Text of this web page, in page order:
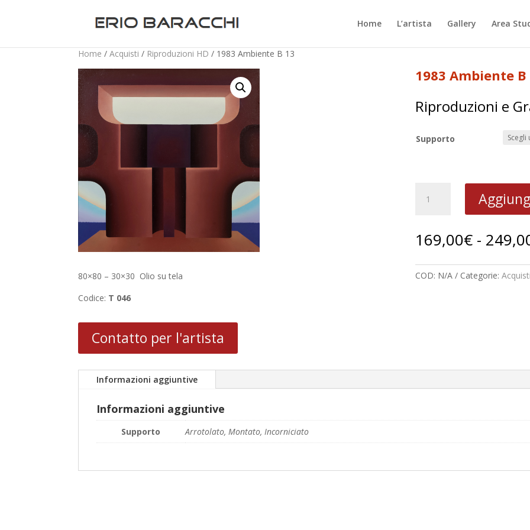
Home L’artista Gallery Area
Home / Acquisti / Riproduzioni HD / 1983 Ambiente B 13
80×80 – 30×30 Olio su tela
Codice: T 046
Contatto per l'artista
1983 Ambiente B
Riproduzioni e
Supporto
Ambiente
quantità
169,00€ -
COD: N/A Categorie: Acquisti
Informazioni aggiuntive
Informazioni aggiuntive
Supporto Arrotolato, Montato, Incorniciato